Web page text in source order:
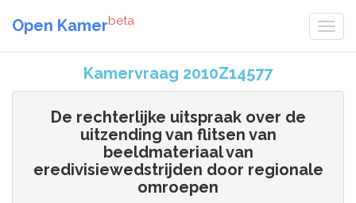
Open Kamerbeta
Kamervraag 2010Z14577
De rechterlijke uitspraak over de
uitzending van flitsen van
beeldmateriaal van
eredivisiewedstrijden door regionale
omroepen